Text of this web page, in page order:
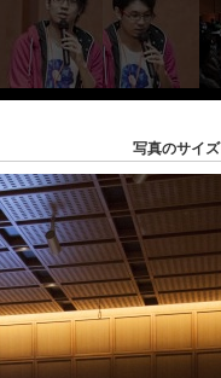
写真のサイズ